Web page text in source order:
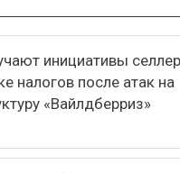
инициативы
налогов после атак на
«Вайлдберриз»